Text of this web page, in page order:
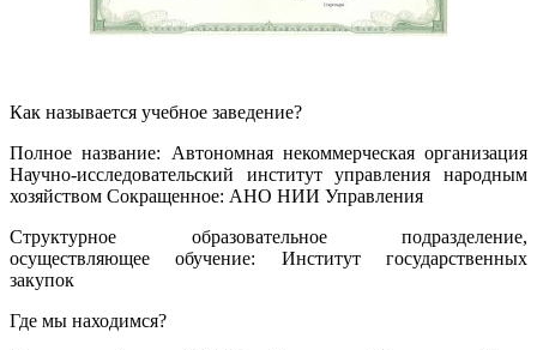
Как называется учебное заведение?
Полное название: Автономная некоммерческая организация
Научно-исследовательский институт управления народным
хозяйством Сокращенное: АНО НИИ Управления
Структурное образовательное подразделение,
осуществляющее обучение: Институт государственных
закупок
Где мы находимся?